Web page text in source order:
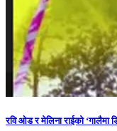
रवि ओड र मेलिना राईको ‘गालैमा